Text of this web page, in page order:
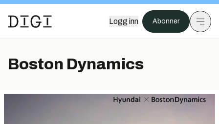
Logg inn Abonner
Boston Dynamics